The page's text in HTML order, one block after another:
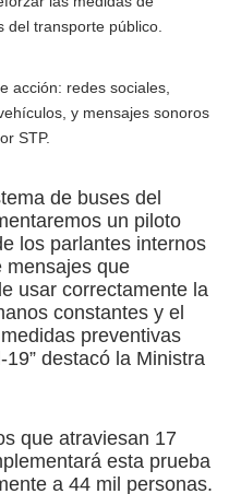
del transporte público.
acción: redes sociales,
y mensajes sonoros
STP.
de buses del
un piloto
los parlantes internos
mensajes que
usar correctamente la
constantes y el
preventivas
destacó la Ministra
que atraviesan 17
esta prueba
a 44 mil personas.